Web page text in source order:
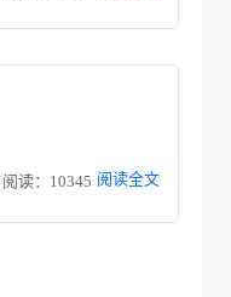
阅读：10345 阅读全文